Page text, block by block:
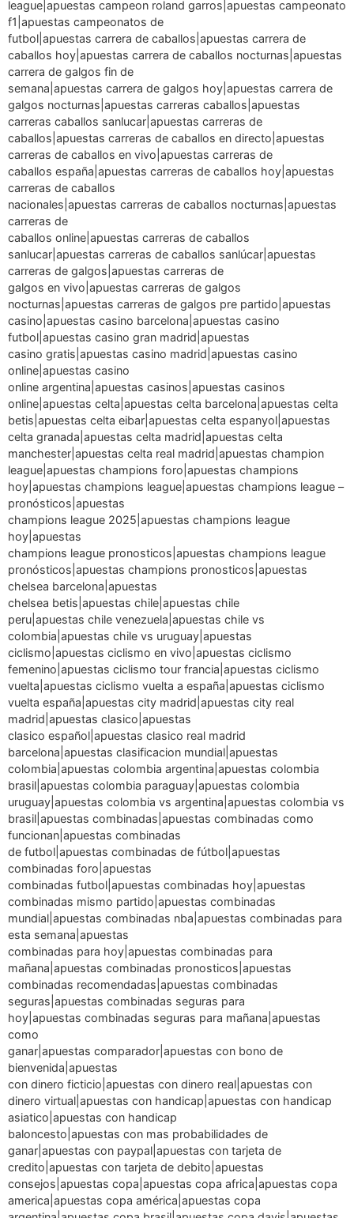
league|apuestas campeon roland garros|apuestas campeonato
f1|apuestas campeonatos de
futbol|apuestas carrera de caballos|apuestas carrera de
caballos hoy|apuestas carrera de caballos nocturnas|apuestas
carrera de galgos fin de
semana|apuestas carrera de galgos hoy|apuestas carrera de
galgos nocturnas|apuestas carreras caballos|apuestas
carreras caballos sanlucar|apuestas carreras de
caballos|apuestas carreras de caballos en directo|apuestas
carreras de caballos en vivo|apuestas carreras de
caballos españa|apuestas carreras de caballos hoy|apuestas
carreras de caballos
nacionales|apuestas carreras de caballos nocturnas|apuestas
carreras de
caballos online|apuestas carreras de caballos
sanlucar|apuestas carreras de caballos sanlúcar|apuestas
carreras de galgos|apuestas carreras de
galgos en vivo|apuestas carreras de galgos
nocturnas|apuestas carreras de galgos pre partido|apuestas
casino|apuestas casino barcelona|apuestas casino
futbol|apuestas casino gran madrid|apuestas
casino gratis|apuestas casino madrid|apuestas casino
online|apuestas casino
online argentina|apuestas casinos|apuestas casinos
online|apuestas celta|apuestas celta barcelona|apuestas celta
betis|apuestas celta eibar|apuestas celta espanyol|apuestas
celta granada|apuestas celta madrid|apuestas celta
manchester|apuestas celta real madrid|apuestas champion
league|apuestas champions foro|apuestas champions
hoy|apuestas champions league|apuestas champions league –
pronósticos|apuestas
champions league 2025|apuestas champions league
hoy|apuestas
champions league pronosticos|apuestas champions league
pronósticos|apuestas champions pronosticos|apuestas
chelsea barcelona|apuestas
chelsea betis|apuestas chile|apuestas chile
peru|apuestas chile venezuela|apuestas chile vs
colombia|apuestas chile vs uruguay|apuestas
ciclismo|apuestas ciclismo en vivo|apuestas ciclismo
femenino|apuestas ciclismo tour francia|apuestas ciclismo
vuelta|apuestas ciclismo vuelta a españa|apuestas ciclismo
vuelta españa|apuestas city madrid|apuestas city real
madrid|apuestas clasico|apuestas
clasico español|apuestas clasico real madrid
barcelona|apuestas clasificacion mundial|apuestas
colombia|apuestas colombia argentina|apuestas colombia
brasil|apuestas colombia paraguay|apuestas colombia
uruguay|apuestas colombia vs argentina|apuestas colombia vs
brasil|apuestas combinadas|apuestas combinadas como
funcionan|apuestas combinadas
de futbol|apuestas combinadas de fútbol|apuestas
combinadas foro|apuestas
combinadas futbol|apuestas combinadas hoy|apuestas
combinadas mismo partido|apuestas combinadas
mundial|apuestas combinadas nba|apuestas combinadas para
esta semana|apuestas
combinadas para hoy|apuestas combinadas para
mañana|apuestas combinadas pronosticos|apuestas
combinadas recomendadas|apuestas combinadas
seguras|apuestas combinadas seguras para
hoy|apuestas combinadas seguras para mañana|apuestas
como
ganar|apuestas comparador|apuestas con bono de
bienvenida|apuestas
con dinero ficticio|apuestas con dinero real|apuestas con
dinero virtual|apuestas con handicap|apuestas con handicap
asiatico|apuestas con handicap
baloncesto|apuestas con mas probabilidades de
ganar|apuestas con paypal|apuestas con tarjeta de
credito|apuestas con tarjeta de debito|apuestas
consejos|apuestas copa|apuestas copa africa|apuestas copa
america|apuestas copa américa|apuestas copa